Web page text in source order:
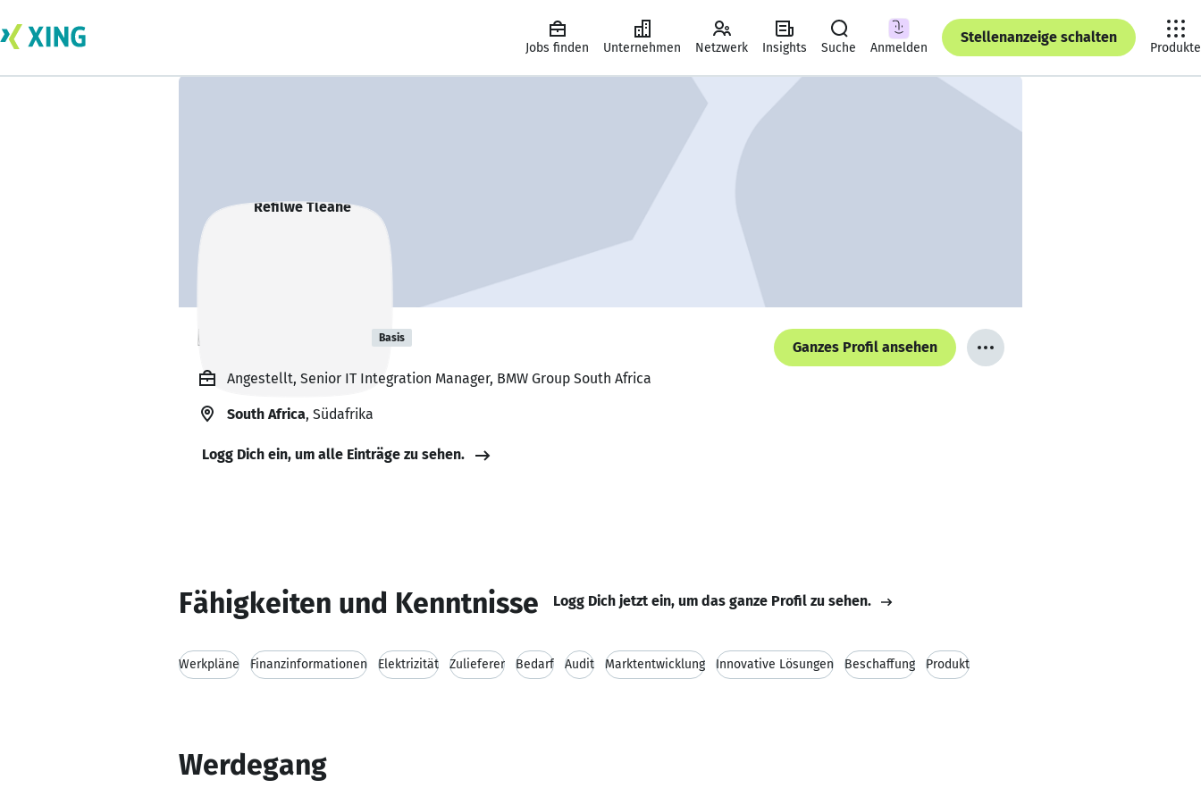
Jobs finden Unternehmen Netzwerk Insights Suche Anmelden
Stellenanzeige schalten
Produkte
Refilwe Tleane Basis
Ganzes Profil ansehen
Angestellt, Senior IT Integration Manager, BMW Group South Africa
South Africa, Südafrika
Logg Dich ein, um alle Einträge zu sehen.
Fähigkeiten und Kenntnisse Logg Dich jetzt ein, um das ganze Profil zu sehen.
Werkpläne Finanzinformationen Elektrizität Zulieferer Bedarf Audit Marktentwicklung Innovative Lösungen Beschaffung Produkt
Werdegang